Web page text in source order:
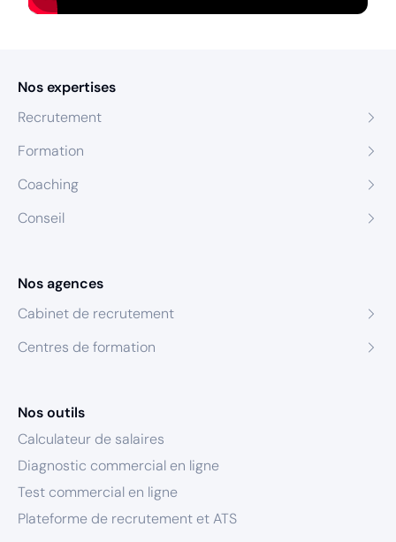
Nos expertises
Recrutement
Formation
Coaching
Conseil
Nos agences
Cabinet de recrutement
Centres de formation
Nos outils
Calculateur de salaires
Diagnostic commercial en ligne
Test commercial en ligne
Plateforme de recrutement et ATS